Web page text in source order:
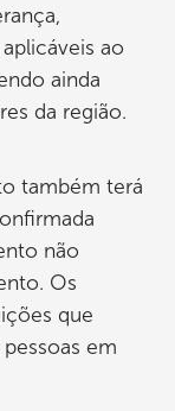
ao
ainda
da região.
também terá
não
Os
que
em